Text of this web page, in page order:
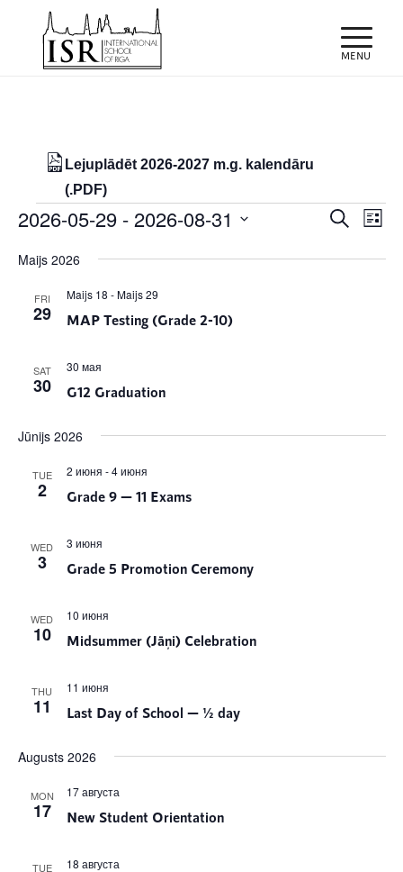
Lejuplādēt 2026-2027 m.g. kalendāru
(.PDF)
Notikumi Meklēt
List
2026-05-29 - 2026-08-31
date.
Maijs 2026
FRI
29 MAP Testing (Grade 2-10)
Maijs 18 -Maijs 29
SAT
30 G12 Graduation
30 мая
Jūnijs 2026
TUE
2 Grade 9 — 11 Exams
2 июня -4 июня
WED
3 Grade 5 Promotion Ceremony
3 июня
WED
10 Midsummer (Jāņi) Celebration
10 июня
THU
11 Last Day of School — ½ day
11 июня
Augusts 2026
MON
17 New Student Orientation
17 августа
TUE 18 августа